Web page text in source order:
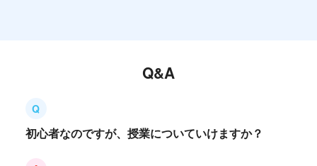
Q&A
初心者なのですが、授業についていけますか？